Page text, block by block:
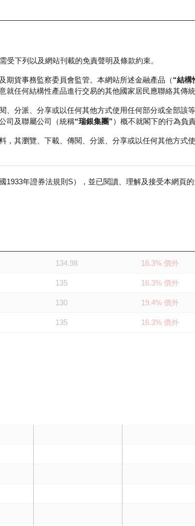
料及市場統計 瑞銀輪證教室
受下列以及網站刊載的免責聲明及條款約束。
期貨事務監察委員會監管。本網站所述金融產品（“結構
任何結構性產品進行交易的其他國家居民應聯絡其傳統
、分派、分享或以任何其他方式使用任何部分或全部該
司及聯屬公司（統稱“瑞銀集團”）概不就閣下的行為負
，其瀏覽、下載、傳閱、分派、分享或以任何其他方式
1933年證券法規則S），並已閱讀、理解及接受本網頁的
134.98 16.3% 價外
135 16.3% 價外
130 19.4% 價外
135 16.3% 價外